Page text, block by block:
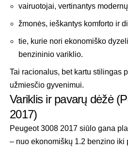
vairuotojai, vertinantys
žmonės, ieškantys komforto ir
tie, kurie nori ekonomiško
benzininio variklio.
Tai racionalus, bet kartu stilingas
užmiesčio gyvenimui.
Variklis ir pavarų dėžė
2017)
Peugeot 3008 2017 siūlo gana
– nuo ekonomiškų 1.2 benzino iki